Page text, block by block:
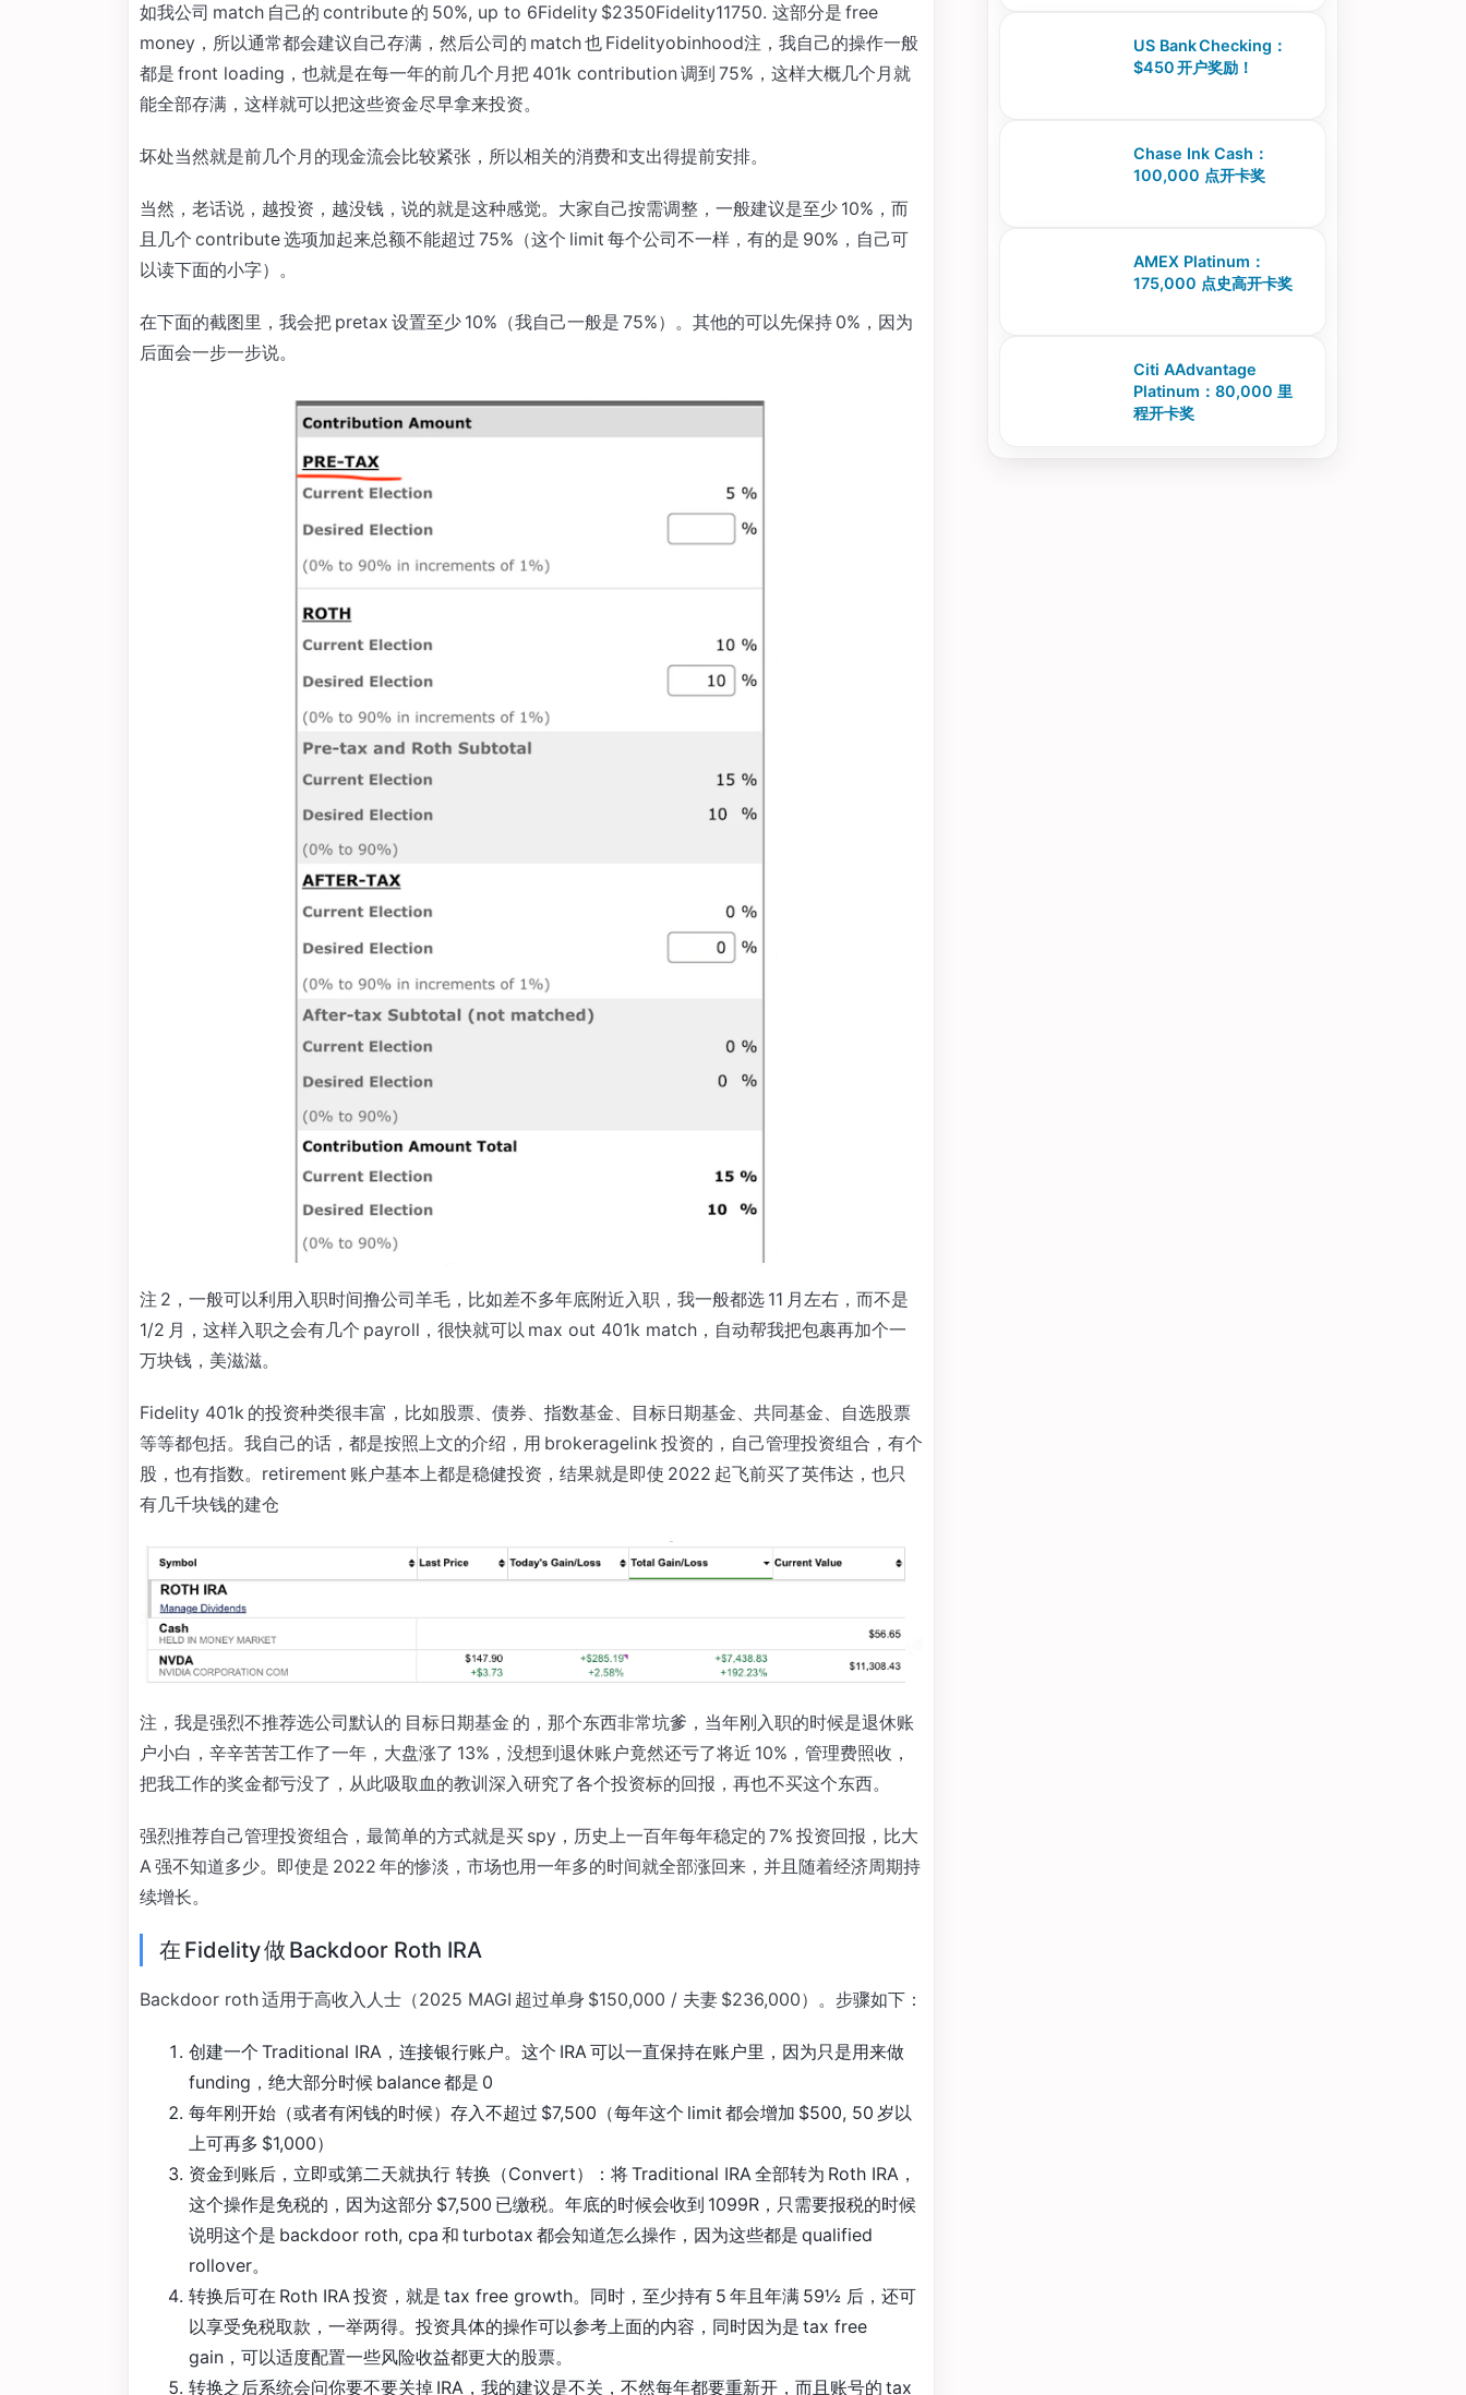
如我公司 match 自己的 contribute 的 50%, up to 6Fidelity $2350Fidelity11750. 这部分是 free
money，所以通常都会建议自己存满，然后公司的 match 也 Fidelityobinhood注，我自己的操作一般
都是 front loading，也就是在每一年的前几个月把 401k contribution 调到 75%，这样大概几个月就
能全部存满，这样就可以把这些资金尽早拿来投资。
坏处当然就是前几个月的现金流会比较紧张，所以相关的消费和支出得提前安排。
当然，老话说，越投资，越没钱，说的就是这种感觉。大家自己按需调整，一般建议是至少 10%，而
且几个 contribute 选项加起来总额不能超过 75%（这个 limit 每个公司不一样，有的是 90%，自己可
以读下面的小字）。
在下面的截图里，我会把 pretax 设置至少 10%（我自己一般是 75%）。其他的可以先保持 0%，因为
后面会一步一步说。
注 2，一般可以利用入职时间撸公司羊毛，比如差不多年底附近入职，我一般都选 11 月左右，而不是
1/2 月，这样入职之会有几个 payroll，很快就可以 max out 401k match，自动帮我把包裹再加个一
万块钱，美滋滋。
Fidelity 401k 的投资种类很丰富，比如股票、债券、指数基金、目标日期基金、共同基金、自选股票
等等都包括。我自己的话，都是按照上文的介绍，用 brokeragelink 投资的，自己管理投资组合，有个
股，也有指数。retirement 账户基本上都是稳健投资，结果就是即使 2022 起飞前买了英伟达，也只
有几千块钱的建仓
注，我是强烈不推荐选公司默认的 目标日期基金 的，那个东西非常坑爹，当年刚入职的时候是退休账
户小白，辛辛苦苦工作了一年，大盘涨了 13%，没想到退休账户竟然还亏了将近 10%，管理费照收，
把我工作的奖金都亏没了，从此吸取血的教训深入研究了各个投资标的回报，再也不买这个东西。
强烈推荐自己管理投资组合，最简单的方式就是买 spy，历史上一百年每年稳定的 7% 投资回报，比大
A 强不知道多少。即使是 2022 年的惨淡，市场也用一年多的时间就全部涨回来，并且随着经济周期持
续增长。
在 Fidelity 做 Backdoor Roth IRA
Backdoor roth 适用于高收入人士（2025 MAGI 超过单身 $150,000 / 夫妻 $236,000）。步骤如下：
创建一个 Traditional IRA，连接银行账户。这个 IRA 可以一直保持在账户里，因为只是用来做
funding，绝大部分时候 balance 都是 0
每年刚开始（或者有闲钱的时候）存入不超过 $7,500（每年这个 limit 都会增加 $500, 50 岁以
上可再多 $1,000）
资金到账后，立即或第二天就执行 转换（Convert）：将 Traditional IRA 全部转为 Roth IRA，
这个操作是免税的，因为这部分 $7,500 已缴税。年底的时候会收到 1099R，只需要报税的时候
说明这个是 backdoor roth, cpa 和 turbotax 都会知道怎么操作，因为这些都是 qualified
rollover。
转换后可在 Roth IRA 投资，就是 tax free growth。同时，至少持有 5 年且年满 59½ 后，还可
以享受免税取款，一举两得。投资具体的操作可以参考上面的内容，同时因为是 tax free
gain，可以适度配置一些风险收益都更大的股票。
转换之后系统会问你要不要关掉 IRA，我的建议是不关，不然每年都要重新开，而且账号的 tax
US Bank Checking：
$450 开户奖励！
Chase Ink Cash：
100,000 点开卡奖
AMEX Platinum：
175,000 点史高开卡奖
Citi AAdvantage
Platinum：80,000 里
程开卡奖